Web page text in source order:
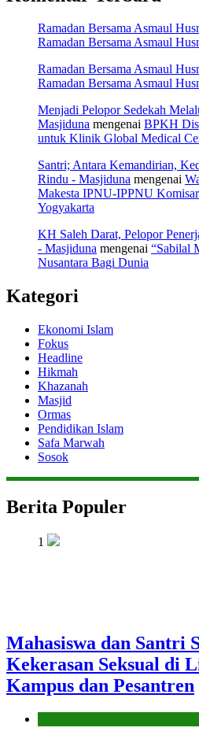
Ramadan Bersama Asmaul
Ramadan Bersama Asmaul
Ramadan Bersama Asmaul
Ramadan Bersama Asmaul
Menjadi Pelopor Sedekah
Masjiduna mengenai BPKH
untuk Klinik Global Medical
Santri; Antara Kemandirian,
Rindu - Masjiduna mengenai
Makesta IPNU-IPPNU
Yogyakarta
KH Saleh Darat, Pelopor
- Masjiduna mengenai “Sabilal
Nusantara Bagi Dunia
Kategori
Ekonomi Islam
Fokus
Headline
Hikmah
Khazanah
Masjid
Ormas
Pendidikan Islam
Safa Marwah
Sosok
Berita Populer
1
Mahasiswa dan Santri
Kekerasan Seksual di
Kampus dan Pesantren